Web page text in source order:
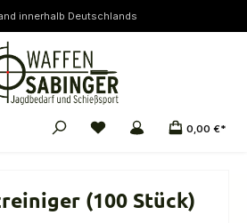
innerhalb Deutschlands
0,00 €*
(100 Stück)